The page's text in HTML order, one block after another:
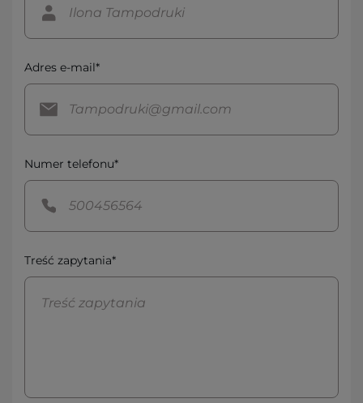
Adres e-mail*
Numer telefonu*
Treść zapytania*